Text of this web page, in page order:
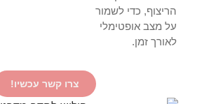
הריצוף, כדי לשמור
על מצב אופטימלי
לאורך זמן.
צרו קשר עכשיו!